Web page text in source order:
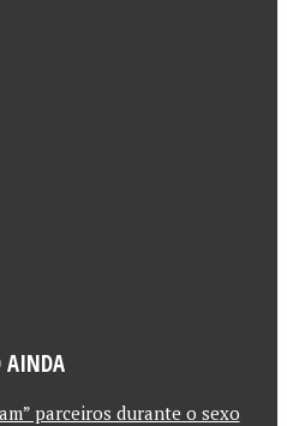
AINDA
parceiros durante o sexo